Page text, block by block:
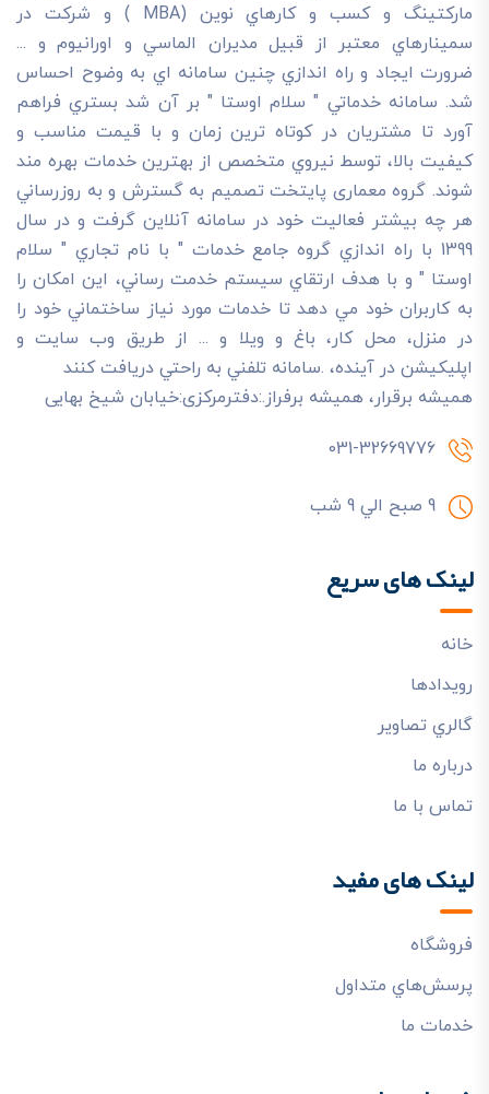
مارکتينگ و کسب و کارهاي نوين (MBA ) و شرکت در
سمينارهاي معتبر از قبيل مديران الماسي و اورانيوم و ...
ضرورت ايجاد و راه اندازي چنين سامانه اي به وضوح احساس
شد. سامانه خدماتي " سلام اوستا " بر آن شد بستري فراهم
آورد تا مشتريان در کوتاه ترين زمان و با قيمت مناسب و
کيفيت بالا، توسط نيروي متخصص از بهترين خدمات بهره مند
شوند. گروه معماری پایتخت تصميم به گسترش و به روزرساني
هر چه بيشتر فعاليت خود در سامانه آنلاين گرفت و در سال
1399 با راه اندازي گروه جامع خدمات " با نام تجاري " سلام
اوستا " و با هدف ارتقاي سيستم خدمت رساني، اين امکان را
به کاربران خود مي دهد تا خدمات مورد نياز ساختماني خود را
در منزل، محل کار، باغ و ويلا و ... از طريق وب سايت و
اپليکيشن در آينده، .سامانه تلفني به راحتي دريافت کنند
هميشه برقرار، هميشه برفراز.:دفترمرکزی:خیابان شیخ بهایی
031-32669776
9 صبح الي 9 شب
لینک های سریع
خانه
رويدادها
گالري تصاوير
درباره ما
تماس با ما
لینک های مفید
فروشگاه
پرسش‌هاي متداول
خدمات ما